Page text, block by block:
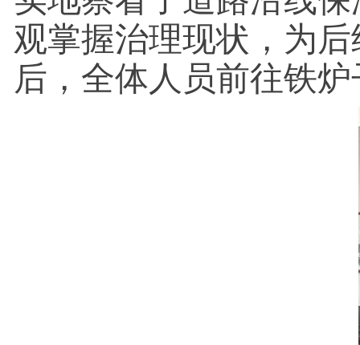
观掌握治理现状，为
后，全体人员前往铁